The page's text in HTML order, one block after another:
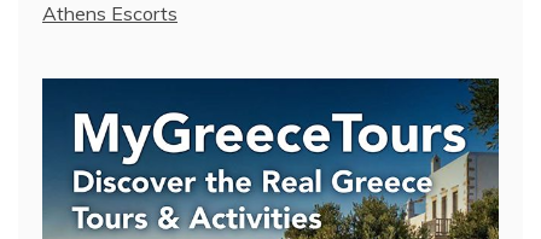
Athens Escorts